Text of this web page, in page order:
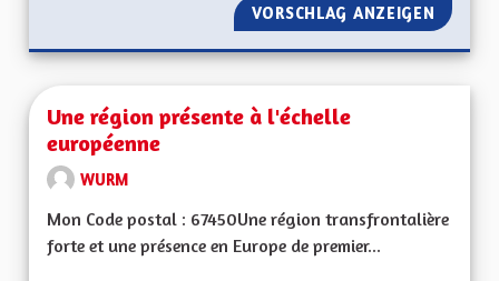
VORSCHLAG ANZEIGEN
Une région présente à l'échelle
européenne
WURM
Mon Code postal : 67450Une région transfrontalière
forte et une présence en Europe de premier...